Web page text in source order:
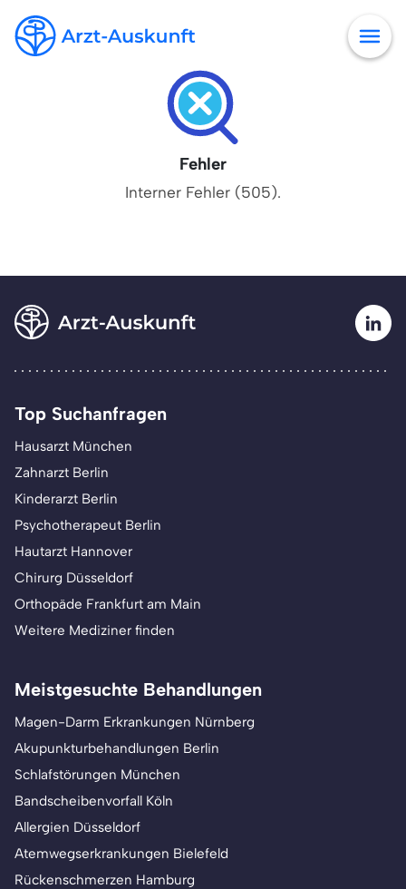
Fehler
Interner Fehler (505).
Top Suchanfragen
Hausarzt München
Zahnarzt Berlin
Kinderarzt Berlin
Psychotherapeut Berlin
Hautarzt Hannover
Chirurg Düsseldorf
Orthopäde Frankfurt am Main
Weitere Mediziner finden
Meistgesuchte Behandlungen
Magen-Darm Erkrankungen Nürnberg
Akupunkturbehandlungen Berlin
Schlafstörungen München
Bandscheibenvorfall Köln
Allergien Düsseldorf
Atemwegserkrankungen Bielefeld
Rückenschmerzen Hamburg